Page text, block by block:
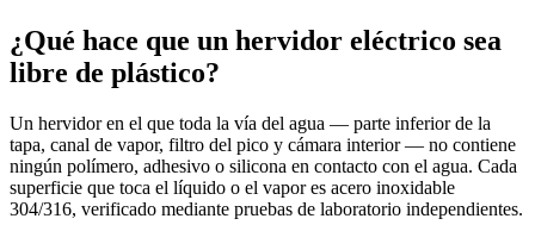
¿Qué hace que un hervidor eléctrico sea
libre de plástico?
Un hervidor en el que toda la vía del agua — parte inferior de la
tapa, canal de vapor, filtro del pico y cámara interior — no contiene
ningún polímero, adhesivo o silicona en contacto con el agua. Cada
superficie que toca el líquido o el vapor es acero inoxidable
304/316, verificado mediante pruebas de laboratorio independientes.